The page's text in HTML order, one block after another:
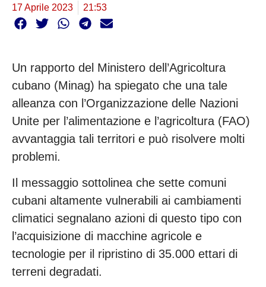
17 Aprile 2023 21:53
Un rapporto del Ministero dell’Agricoltura
cubano (Minag) ha spiegato che una tale
alleanza con l’Organizzazione delle Nazioni
Unite per l’alimentazione e l’agricoltura (FAO)
avvantaggia tali territori e può risolvere molti
problemi.
Il messaggio sottolinea che sette comuni
cubani altamente vulnerabili ai cambiamenti
climatici segnalano azioni di questo tipo con
l’acquisizione di macchine agricole e
tecnologie per il ripristino di 35.000 ettari di
terreni degradati.